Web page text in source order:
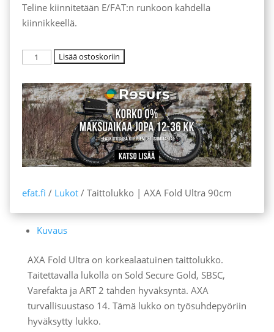
Teline kiinnitetään E/FAT:n runkoon kahdella
kiinnikkeellä.
Taittolukko
AXA
Fold
Ultra
90cm
määrä
Lisää ostoskoriin
efat.fi / Lukot/ Taittolukko | AXA Fold Ultra 90cm
Kuvaus
AXA Fold Ultra on korkealaatuinen taittolukko.
Taitettavalla lukolla on Sold Secure Gold, SBSC,
Varefakta ja ART 2 tähden hyväksyntä. AXA
turvallisuustaso 14. Tämä lukko on työsuhdepyöriin
hyväksytty lukko.